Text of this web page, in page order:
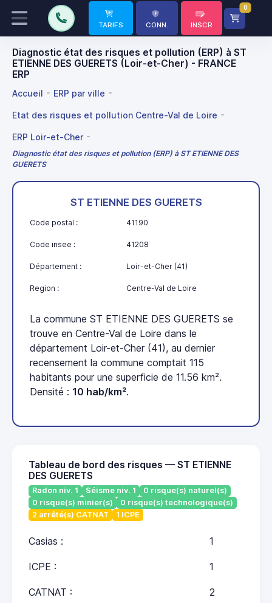
TARIFS CONN. INSCR
0
Diagnostic état des risques et pollution (ERP) à ST
ETIENNE DES GUERETS (Loir-et-Cher) - FRANCE
ERP
Accueil ERP par ville
Etat des risques et pollution Centre-Val de Loire
ERP Loir-et-Cher
Diagnostic état des risques et pollution (ERP) à ST ETIENNE DES
GUERETS
ST ETIENNE DES GUERETS
Code postal : 41190
Code insee : 41208
Département : Loir-et-Cher (41)
Region : Centre-Val de Loire
La commune ST ETIENNE DES GUERETS se
trouve en Centre-Val de Loire dans le
département Loir-et-Cher (41), au dernier
recensement la commune comptait 115
habitants pour une superficie de 11.56 km².
Densité : 10 hab/km².
Tableau de bord des risques — ST ETIENNE
DES GUERETS
Radon niv. 1 Séisme niv. 1
0 risque(s) naturel(s)
0 risque(s) minier(s)
0 risque(s) technologique(s)
2 arrêté(s) CATNAT
1 ICPE
Casias : 1
ICPE : 1
CATNAT : 2